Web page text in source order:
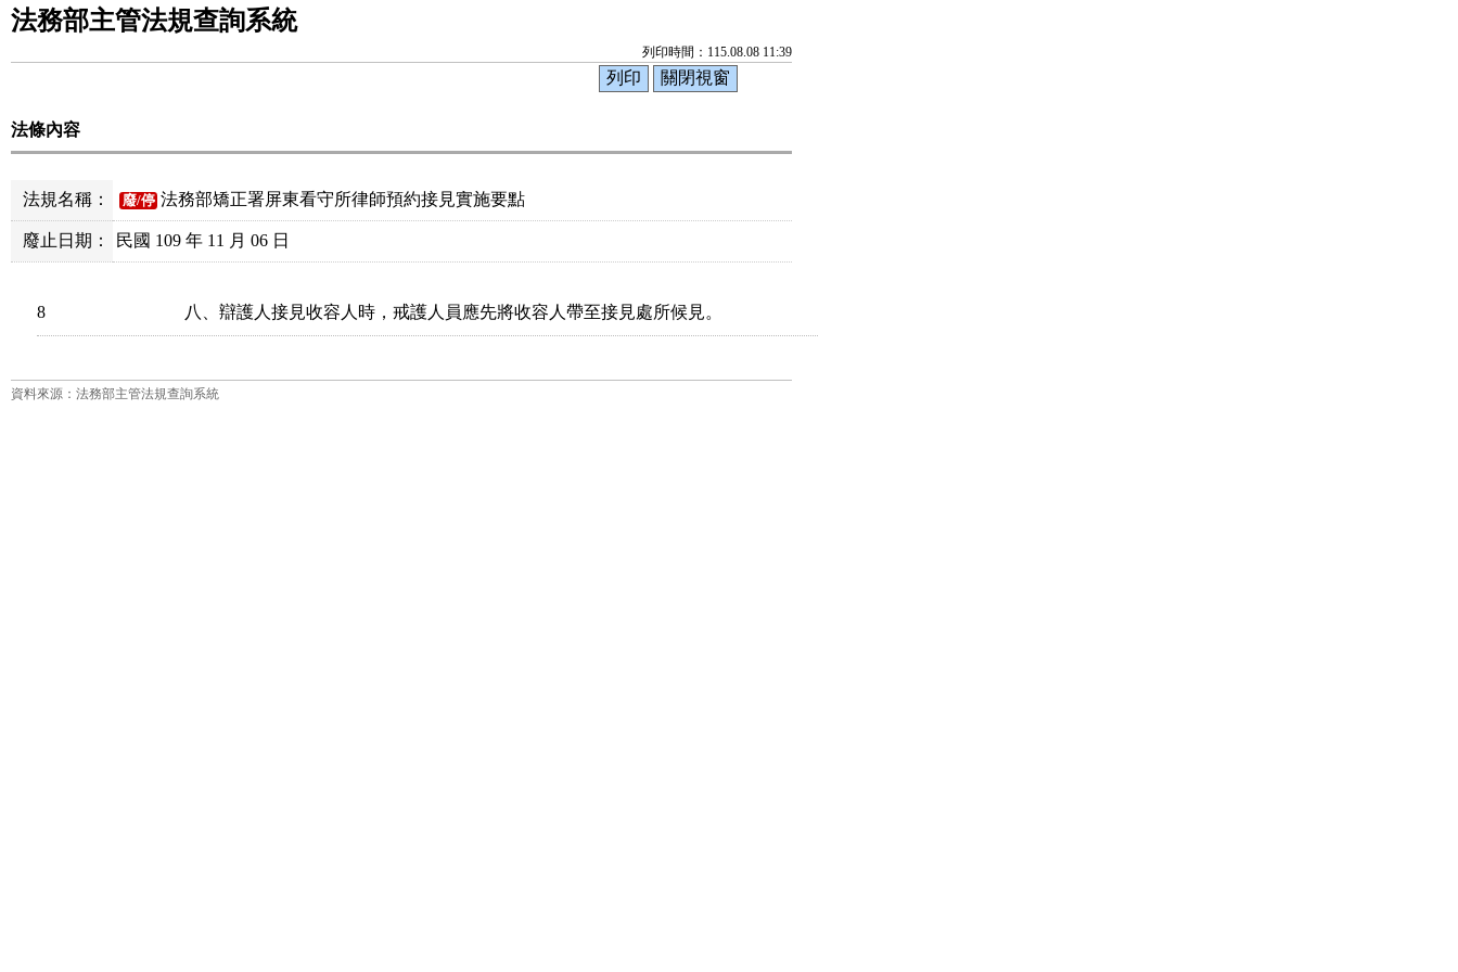
法務部主管法規查詢系統
列印時間：115.08.08 11:39
法條內容
法規名稱： 廢/停 法務部矯正署屏東看守所律師預約接見實施要點
廢止日期： 民國 109 年 11 月 06 日
8 八、辯護人接見收容人時，戒護人員應先將收容人帶至接見處所候見。
資料來源：法務部主管法規查詢系統